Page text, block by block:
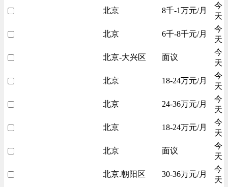
北京 8千-1万元/月
今
天
北京 6千-8千元/月
今
天
北京-大兴区 面议
今
天
北京 18-24万元/月
今
天
北京 24-36万元/月
今
天
北京 18-24万元/月
今
天
北京 面议
今
天
北京.朝阳区 30-36万元/月
今
天